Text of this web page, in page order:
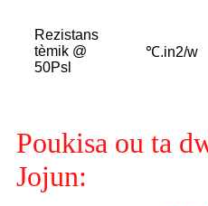
Rezistans
tèmik @
50Psl
℃.in2/w
Poukisa ou ta
Jojun: